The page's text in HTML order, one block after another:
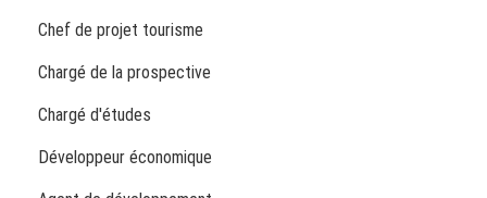
Chef de projet tourisme
Chargé de la prospective
Chargé d'études
Développeur économique